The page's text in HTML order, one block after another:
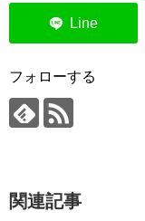
フォローする
関連記事